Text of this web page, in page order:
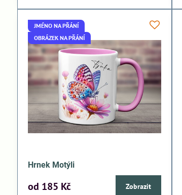
JMÉNO NA PŘÁNÍ
OBRÁZEK NA PŘÁNÍ
Hrnek Motýli
od 185 Kč Zobrazit